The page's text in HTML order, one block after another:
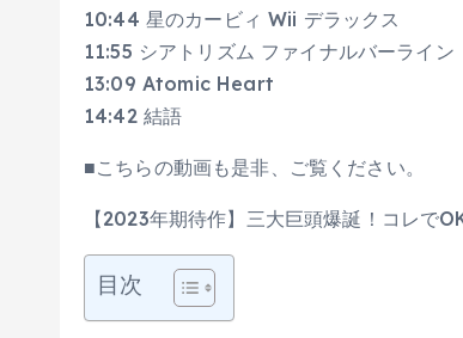
10:44 星のカービィ Wii デラックス
11:55 シアトリズム ファイナルバーライン
13:09 Atomic Heart
14:42 結語
■こちらの動画も是非、ご覧ください。
【2023年期待作】三大巨頭爆誕！コレで
目次